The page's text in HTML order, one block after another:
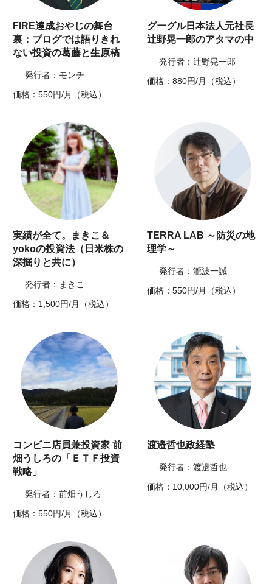
FIRE達成おやじの舞台
裏：ブログでは語りきれ
ない投資の葛藤と生原稿
発行者：モンチ
価格：550円/月（税込）
グーグル日本法人元社長
辻野晃一郎のアタマの中
発行者：辻野晃一郎
価格：880円/月（税込）
実績が全て。まきこ＆
yokoの投資法（日米株の
深掘りと共に）
発行者：まきこ
価格：1,500円/月（税込）
TERRA LAB ～防災の地
理学～
発行者：瀧波一誠
価格：550円/月（税込）
コンビニ店員兼投資家 前
畑うしろの「ＥＴＦ投資
戦略」
発行者：前畑うしろ
価格：550円/月（税込）
渡邉哲也政経塾
発行者：渡邉哲也
価格：10,000円/月（税込）